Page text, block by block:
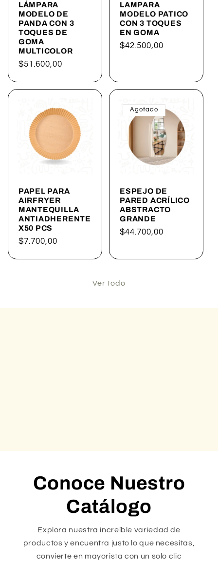
LÁMPARA
MODELO DE
PANDA CON 3
TOQUES DE
GOMA
MULTICOLOR
Precio
$51.600,00
LAMPARA
MODELO PATICO
CON 3 TOQUES
EN GOMA
Precio
$42.500,00
PAPEL PARA
AIRFRYER
MANTEQUILLA
ANTIADHERENTE
X50 PCS
Precio
$7.700,00
Agotado
ESPEJO DE
PARED ACRÍLICO
ABSTRACTO
GRANDE
Precio
$44.700,00
Ver todo
Conoce Nuestro
Catálogo
Explora nuestra increíble variedad de
productos y encuentra justo lo que necesitas,
convierte en mayorista con un solo clic